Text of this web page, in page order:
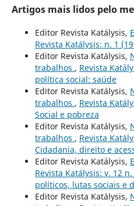
Artigos mais lidos pelo
Editor Revista Katálysis,
Revista Katálysis: n. 1
Editor Revista Katálysis,
trabalhos , Revista
política social: saúde
Editor Revista Katálysis,
trabalhos , Revista
Social e pobreza
Editor Revista Katálysis,
trabalhos , Revista
Cidadania, direito e
Editor Revista Katálysis,
Revista Katálysis: v. 12
políticos, lutas sociais e
Editor Revista Katálysis,